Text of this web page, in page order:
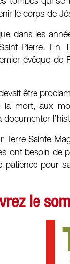
le corps de
dans les
Pierre. En
évêque de
être
la mort, aux
documenter
Terre Sainte
ont besoin de
patience pour
le